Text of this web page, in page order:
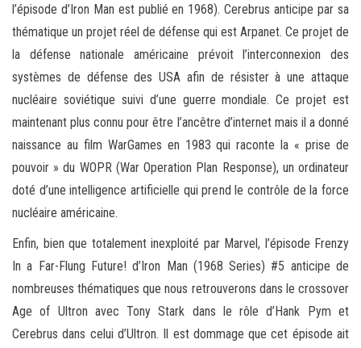
l’épisode d’Iron Man est publié en 1968). Cerebrus anticipe par sa
thématique un projet réel de défense qui est Arpanet. Ce projet de
la défense nationale américaine prévoit l’interconnexion des
systèmes de défense des USA afin de résister à une attaque
nucléaire soviétique suivi d’une guerre mondiale. Ce projet est
maintenant plus connu pour être l’ancêtre d’internet mais il a donné
naissance au film WarGames en 1983 qui raconte la « prise de
pouvoir » du WOPR (War Operation Plan Response), un ordinateur
doté d’une intelligence artificielle qui prend le contrôle de la force
nucléaire américaine.
Enfin, bien que totalement inexploité par Marvel, l’épisode Frenzy
In a Far-Flung Future! d’Iron Man (1968 Series) #5 anticipe de
nombreuses thématiques que nous retrouverons dans le crossover
Age of Ultron avec Tony Stark dans le rôle d’Hank Pym et
Cerebrus dans celui d’Ultron. Il est dommage que cet épisode ait